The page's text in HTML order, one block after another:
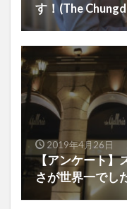
す！(The
2019年4月26日
【アンケート】
さが世界一でし